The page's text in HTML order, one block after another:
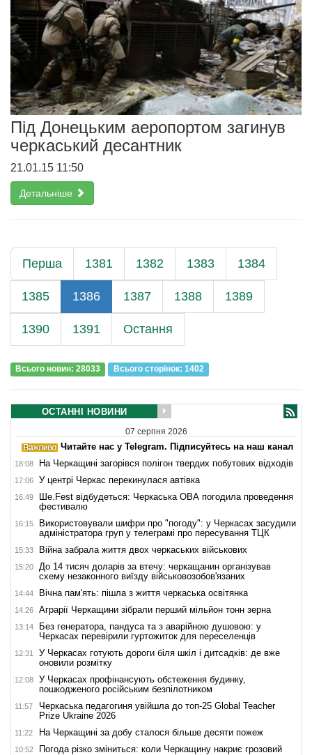
Під Донецьким аеропортом загинув
черкаський десантник
21.01.15 11:50
Детальніше
Перша 1381 1382 1383 1384
1385 1386 1387 1388 1389
1390 1391 Остання
Всього новин: 28033 Всього сторiнок: 1402
ОСТАННІ НОВИНИ
07 серпня 2026
Читайте нас у Telegram. Підписуйтесь на наш канал
18:08 На Черкащині загорівся полігон твердих побутових відходів
17:06 У центрі Черкас перекинулася автівка
16:49
Ше.Fest відбудеться: Черкаська ОВА погодила проведення
фестивалю
16:15
Використовували шифри про "погоду": у Черкасах засудили
адміністратора груп у телеграмі про пересування ТЦК
15:33 Війна забрала життя двох черкаських військових
15:20
До 14 тисяч доларів за втечу: черкащанин організував
схему незаконного виїзду військовозобов'язаних
14:44 Вічна пам'ять: пішла з життя черкаська освітянка
14:26 Аграрії Черкащини зібрали перший мільйон тонн зерна
13:14
Без генератора, пандуса та з аварійною душовою: у
Черкасах перевірили гуртожиток для переселенців
12:31
У Черкасах готують дороги біля шкіл і дитсадків: де вже
оновили розмітку
12:08
У Черкасах профінансують обстеження будинку,
пошкодженого російським безпілотником
11:57
Черкаська педагогиня увійшла до топ-25 Global Teacher
Prize Ukraine 2026
11:22 На Черкащині за добу сталося більше десяти пожеж
10:52
Погода різко зміниться: коли Черкащину накриє грозовий